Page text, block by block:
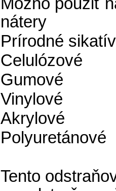
nátery
Prírodné
Gumové
Vinylové
Tento